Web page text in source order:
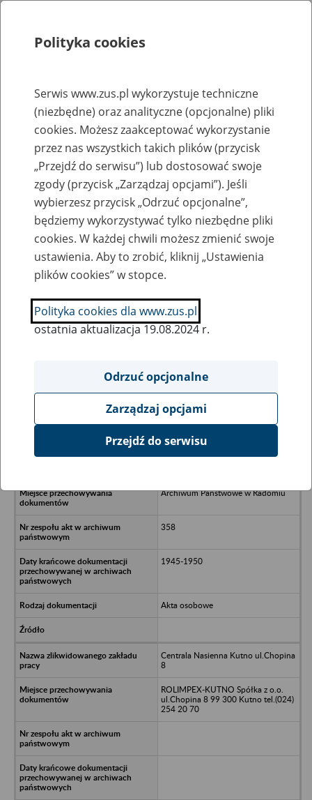
Rejestry, ewidencje i archiwa
Baza zlikwidowanych lub
przekształconych zakładów pracy
Nazwa zakładu pracy:
SZUKAJ
Ukryj wszystkie pozycje bazy
Centrala Spółdzielni Spożywców
Archiwum Państwowe w Radomiu
358
1945-1950
Akta osobowe
Centrala Nasienna Kutno ul.Chopina
8
ROLIMPEX-KUTNO Spółka z o.o.
ul.Chopina 8 99 300 Kutno tel.(024)
254 20 70
Polityka cookies
Serwis www.zus.pl wykorzystuje techniczne
(niezbędne) oraz analityczne (opcjonalne) pliki
cookies. Możesz zaakceptować wykorzystanie
przez nas wszystkich takich plików (przycisk
„Przejdź do serwisu”) lub dostosować swoje
zgody (przycisk „Zarządzaj opcjami”). Jeśli
wybierzesz przycisk „Odrzuć opcjonalne”,
będziemy wykorzystywać tylko niezbędne pliki
cookies. W każdej chwili możesz zmienić swoje
ustawienia. Aby to zrobić, kliknij „Ustawienia
plików cookies” w stopce.
Polityka cookies dla www.zus.pl
ostatnia aktualizacja 19.08.2024 r.
Odrzuć opcjonalne
Zarządzaj opcjami
Przejdź do serwisu